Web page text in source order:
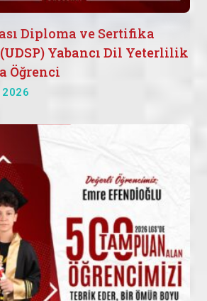
Diploma ve Sertifika
Yabancı Dil Yeterlilik
Öğrenci